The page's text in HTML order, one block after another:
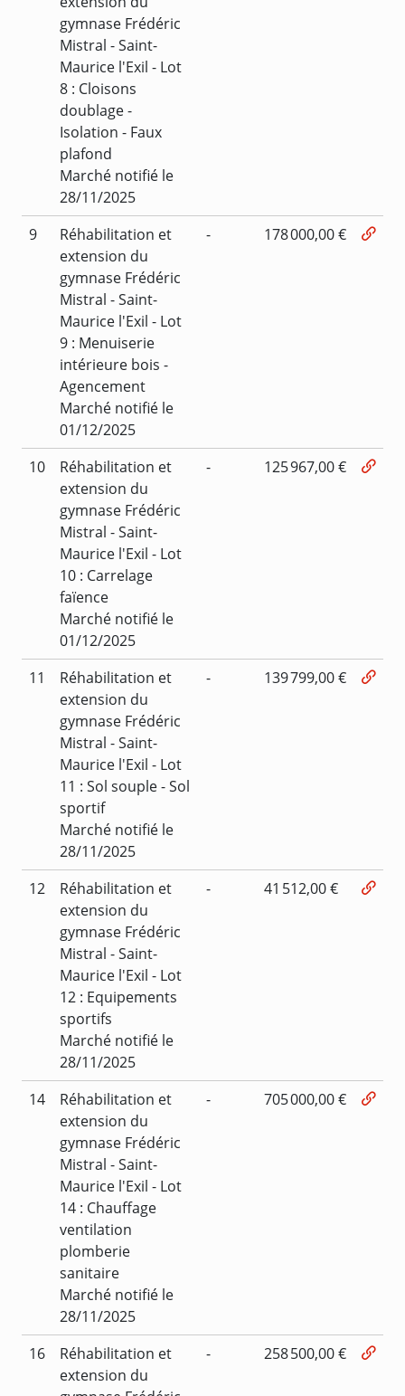
gymnase Frédéric
Mistral - Saint-
Maurice l'Exil - Lot
8 : Cloisons
doublage -
Isolation - Faux
plafond
Marché notifié le
28/11/2025
9
Réhabilitation et
extension du
gymnase Frédéric
Mistral - Saint-
Maurice l'Exil - Lot
9 : Menuiserie
intérieure bois -
Agencement
Marché notifié le
01/12/2025
- 178 000,00 €
10
Réhabilitation et
extension du
gymnase Frédéric
Mistral - Saint-
Maurice l'Exil - Lot
10 : Carrelage
faïence
Marché notifié le
01/12/2025
- 125 967,00 €
11
Réhabilitation et
extension du
gymnase Frédéric
Mistral - Saint-
Maurice l'Exil - Lot
11 : Sol souple - Sol
sportif
Marché notifié le
28/11/2025
- 139 799,00 €
12
Réhabilitation et
extension du
gymnase Frédéric
Mistral - Saint-
Maurice l'Exil - Lot
12 : Equipements
sportifs
Marché notifié le
28/11/2025
- 41 512,00 €
14
Réhabilitation et
extension du
gymnase Frédéric
Mistral - Saint-
Maurice l'Exil - Lot
14 : Chauffage
ventilation
plomberie
sanitaire
Marché notifié le
28/11/2025
- 705 000,00 €
16
Réhabilitation et
extension du
- 258 500,00 €